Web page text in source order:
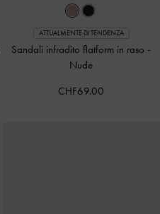
ATTUALMENTE DI TENDENZA
Sandali infradito flatform in raso -
Nude
CHF69.00